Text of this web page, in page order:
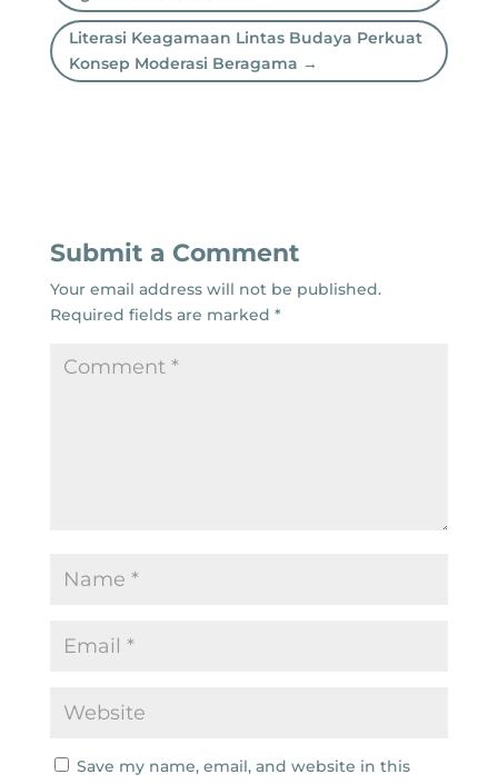
Literasi Keagamaan Lintas Budaya Perkuat
Konsep Moderasi Beragama →
Submit a Comment
Your email address will not be published.
Required fields are marked *
Save my name, email, and website in this